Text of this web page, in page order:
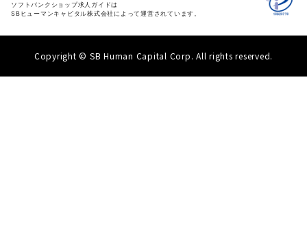
ソフトバンクショップ求人ガイドは
SBヒューマンキャピタル株式会社によって運営されています。
Copyright © SB Human Capital Corp. All rights reserved.